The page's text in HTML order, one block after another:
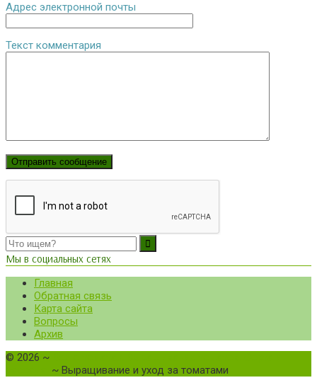
Адрес электронной почты
Текст комментария
Мы в социальных сетях
Главная
Обратная связь
Карта сайта
Вопросы
Архив
© 2026 ~
~ Выращивание и уход за томатами